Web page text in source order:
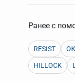
Ранее с
RESIST
HILLOCK